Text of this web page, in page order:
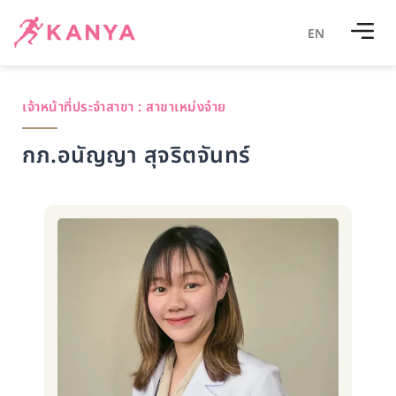
EN
เจ้าหน้าที่ประจำสาขา : สาขาเหม่งจ๋าย
กภ.อนัญญา สุจริตจันทร์